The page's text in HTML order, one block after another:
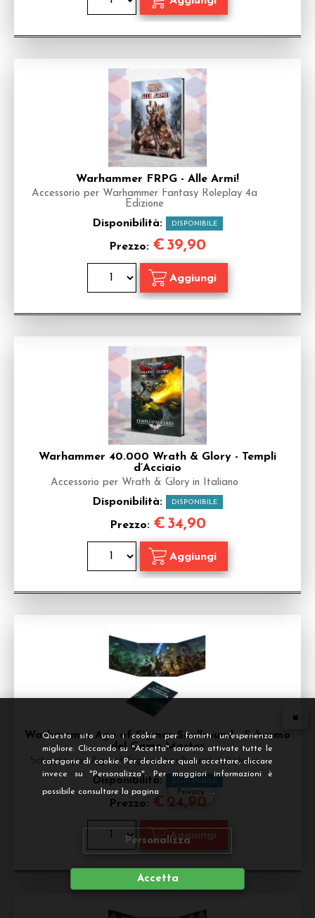
Questo sito usa i cookie per fornirti un'esperienza
migliore. Cliccando su "Accetta" saranno attivate tutte le
categorie di cookie. Per decidere quali accettare, cliccare
invece su "Personalizza". Per maggiori informazioni è
possibile consultare la pagina Privacy .
Personalizza
Accetta
Warhammer FRPG - Alle Armi!
Accessorio per Warhammer Fantasy Roleplay 4a
Edizione
Disponibilità: DISPONIBILE
Prezzo: € 39,90
Warhammer 40.000 Wrath & Glory - Templi
d’Acciaio
Accessorio per Wrath & Glory in Italiano
Disponibilità: DISPONIBILE
Prezzo: € 34,90
Warhammer Age of Sigmar Soulbound - Schermo
del Game Master
Schermo per Age of Sigmar Soulbound in italiano
Disponibilità: DISPONIBILE
Prezzo: € 24,90